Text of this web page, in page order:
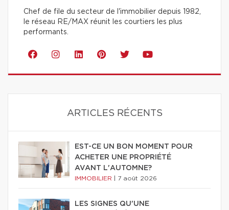
Chef de file du secteur de l'immobilier depuis 1982,
le réseau RE/MAX réunit les courtiers les plus
performants.
ARTICLES RÉCENTS
EST-CE UN BON MOMENT POUR
ACHETER UNE PROPRIÉTÉ
AVANT L'AUTOMNE?
IMMOBILIER 7 août 2026
LES SIGNES QU'UNE